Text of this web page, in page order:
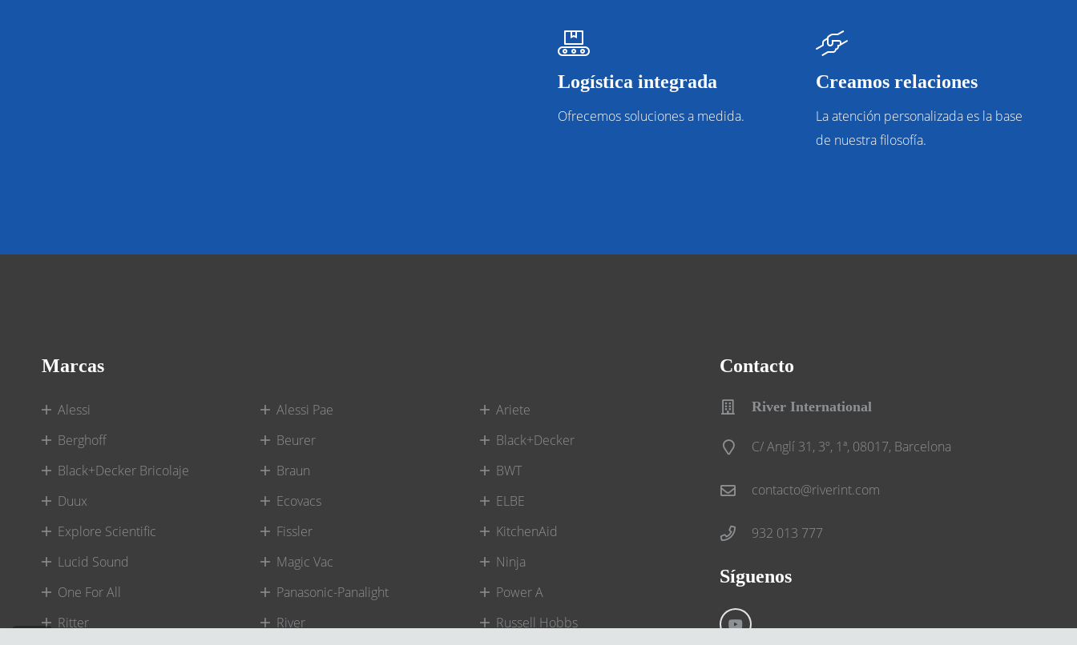
Logística integrada
Ofrecemos soluciones a medida.
Creamos relaciones
La atención personalizada es la base
de nuestra filosofía.
Marcas
Alessi Alessi Pae
Ariete
Berghoff
Beurer
Black+Decker
Black+Decker Bricolaje
Braun
BWT
Duux
Ecovacs
ELBE
Explore Scientific
Fissler
KitchenAid
Lucid Sound
Magic Vac
Ninja
One For All
Panasonic-Panalight
Power A
Ritter
River
Russell Hobbs
Contacto
River International
C/ Anglí 31, 3º, 1ª, 08017, Barcelona
contacto@riverint.com
932 013 777
Síguenos